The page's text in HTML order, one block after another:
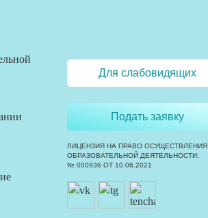
Для слабовидящих
Подать заявку
ЛИЦЕНЗИЯ НА ПРАВО ОСУЩЕСТВЛЕНИЯ
ОБРАЗОВАТЕЛЬНОЙ ДЕЯТЕЛЬНОСТИ:
№ 000936 ОТ 10.06.2021